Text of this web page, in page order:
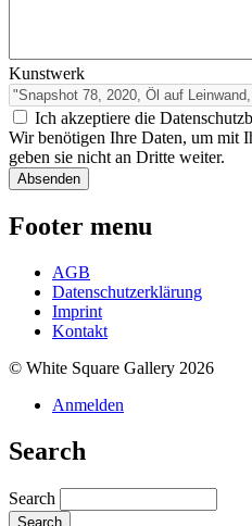
Kunstwerk
Ich akzeptiere die
Wir benötigen Ihre Daten, um mit
geben sie nicht an Dritte weiter.
Footer menu
AGB
Datenschutzerklärung
Imprint
Kontakt
© White Square Gallery 2026
Anmelden
Search
Search